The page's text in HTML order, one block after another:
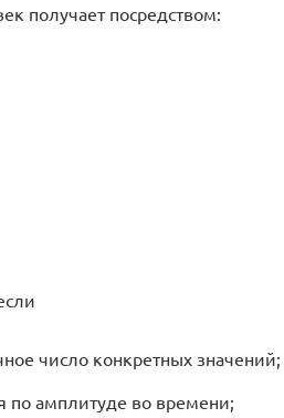
получает посредством:
число конкретных значений;
по амплитуде во времени;